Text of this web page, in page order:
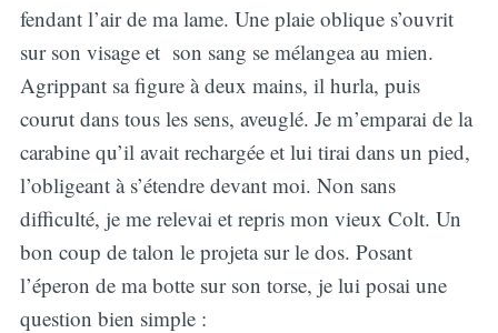
fendant l’air de ma lame. Une plaie oblique s’ouvrit
sur son visage et son sang se mélangea au mien.
Agrippant sa figure à deux mains, il hurla, puis
courut dans tous les sens, aveuglé. Je m’emparai de la
carabine qu’il avait rechargée et lui tirai dans un pied,
l’obligeant à s’étendre devant moi. Non sans
difficulté, je me relevai et repris mon vieux Colt. Un
bon coup de talon le projeta sur le dos. Posant
l’éperon de ma botte sur son torse, je lui posai une
question bien simple :